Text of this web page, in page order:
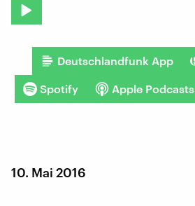
Deutschlandfunk App
Spotify Apple Podcasts
10. Mai 2016